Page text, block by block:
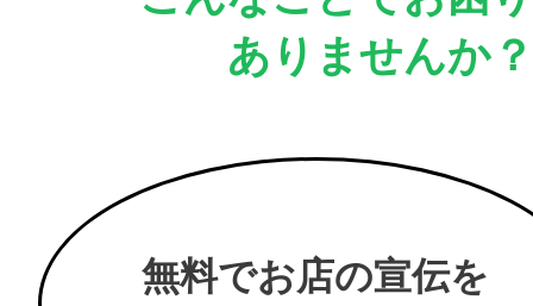
ありませんか？
無料でお店の宣伝を